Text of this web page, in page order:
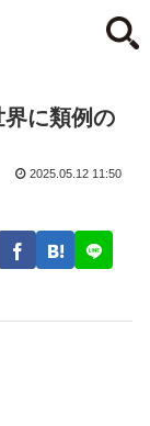
に類例の
2025.05.12 11:50